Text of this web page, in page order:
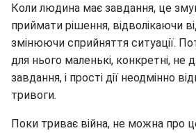
Коли людина має завдання, це
приймати рішення, відволікаючи
змінюючи сприйняття ситуації.
для нього маленькі, конкретні, не
завдання, і прості дії неодмінно
тривоги.
Поки триває війна, не можна про